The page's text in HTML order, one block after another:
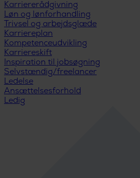
Karriererådgivning
Løn og lønforhandling
Trivsel og arbejdsglæde
Karriereplan
Kompetenceudvikling
Karriereskift
Inspiration til jobsøgning
Selvstændig/freelancer
Ledelse
Ansættelsesforhold
Ledig